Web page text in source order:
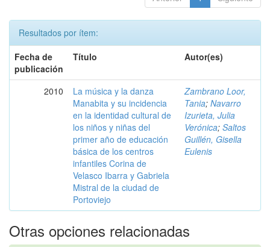
Resultados por ítem:
Fecha de
publicación
Título Autor(es)
2010
La música y la danza
Manabita y su incidencia
en la identidad cultural de
los niños y niñas del
primer año de educación
básica de los centros
infantiles Corina de
Velasco Ibarra y Gabriela
Mistral de la ciudad de
Portoviejo
Zambrano Loor,
Tania; Navarro
Izurieta, Julia
Verónica; Saltos
Guillén, Gisella
Eulenis
Otras opciones relacionadas